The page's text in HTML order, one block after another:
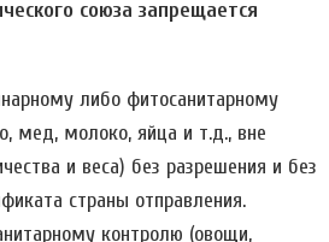
союза запрещается
либо фитосанитарному
мед, молоко, яйца и т.д., вне
и веса) без разрешения и без
страны отправления.
контролю (овощи,